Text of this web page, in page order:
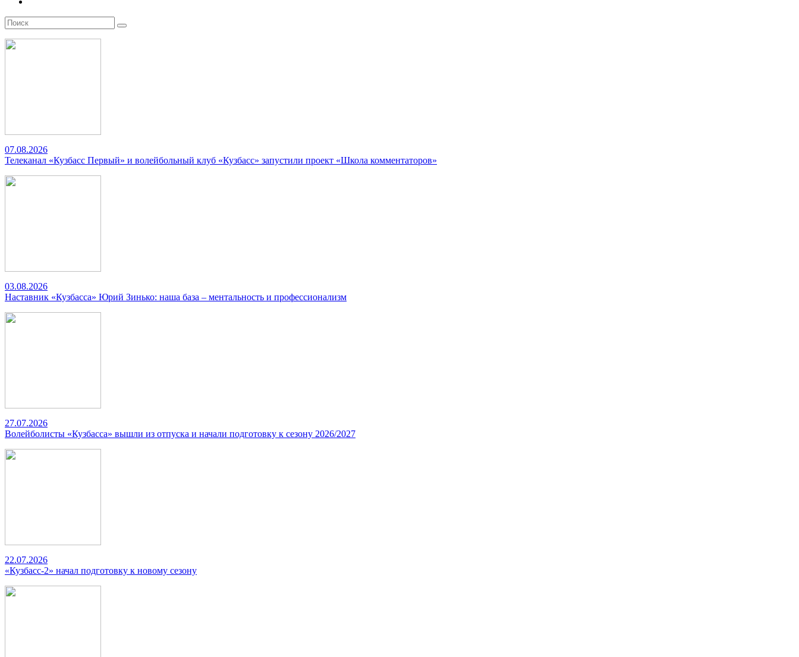
07.08.2026
Телеканал «Кузбасс Первый» и волейбольный клуб «Кузбасс» запустили проект «Школа комментаторов»
03.08.2026
Наставник «Кузбасса» Юрий Зинько: наша база – ментальность и профессионализм
27.07.2026
Волейболисты «Кузбасса» вышли из отпуска и начали подготовку к сезону 2026/2027
22.07.2026
«Кузбасс-2» начал подготовку к новому сезону